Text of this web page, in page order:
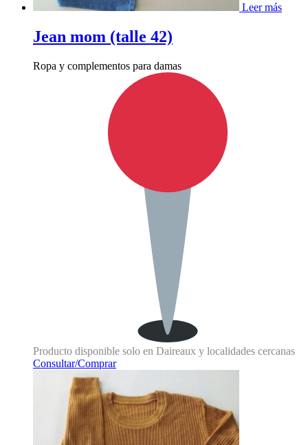
Leer más
Jean mom (talle 42)
Ropa y complementos para damas
Producto disponible solo en Daireaux y localidades cercanas
Consultar/Comprar